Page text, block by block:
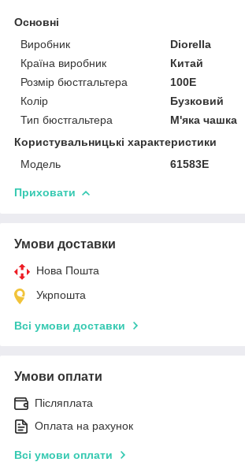
Основні
Виробник
Diorella
Країна виробник
Китай
Розмір бюстгальтера
100E
Колір
Бузковий
Тип бюстгальтера
М'яка чашка
Користувальницькі характеристики
Модель
61583E
Приховати
Умови доставки
Нова Пошта
Укрпошта
Всі умови доставки
Умови оплати
Післяплата
Оплата на рахунок
Всі умови оплати